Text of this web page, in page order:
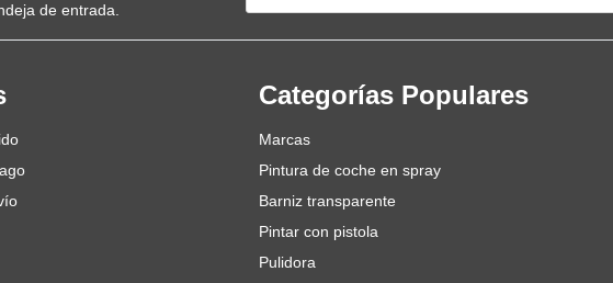
de entrada.
Categorías Populares
Marcas
Pintura de coche en spray
Barniz transparente
Pintar con pistola
Pulidora